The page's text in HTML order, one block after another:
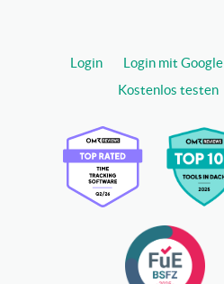
Login Login mit Google
Kostenlos testen